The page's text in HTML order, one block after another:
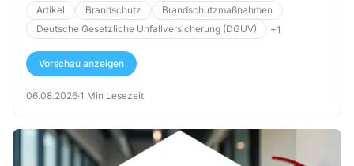
persönliche Haftung.
Artikel Brandschutz
Brandschutzmaßnahmen
Deutsche Gesetzliche Unfallversicherung (DGUV)
+1
Vorschau anzeigen
06.08.2026·1 Min Lesezeit